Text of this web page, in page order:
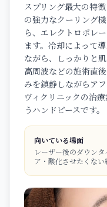
スプリング最大の特
の強力なクーリング
ら、エレクトロポレ
ます。冷却によって
ながら、しっかりと
高周波などの施術直
みを鎮静しながらア
ヴィクリニックの治
うハンドピースです。
向いている場面
レーザー後のダウン
ア・酸化させたくな